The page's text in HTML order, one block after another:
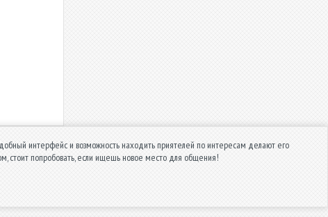
интерфейс и возможность находить приятелей по интересам делают его
стоит попробовать, если ищешь новое место для общения!